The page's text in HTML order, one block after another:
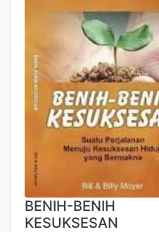
BENIH-BENIH
KESUKSESAN